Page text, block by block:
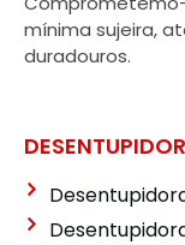
mínima sujeira,
duradouros.